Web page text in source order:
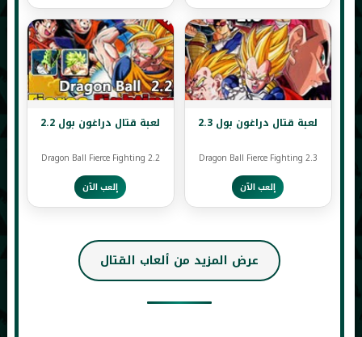
لعبة قتال دراغون بول 2.3
Dragon Ball Fierce Fighting 2.3
إلعب الآن
لعبة قتال دراغون بول 2.2
Dragon Ball Fierce Fighting 2.2
إلعب الآن
عرض المزيد من ألعاب القتال